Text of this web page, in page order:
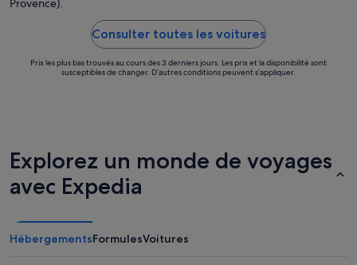
Provence).
Consulter toutes les voitures
Prix les plus bas trouvés au cours des 3 derniers jours. Les prix et la disponibilité sont
susceptibles de changer. D’autres conditions peuvent s’appliquer.
Explorez un monde de voyages
avec Expedia
HébergementsFormulesVoitures